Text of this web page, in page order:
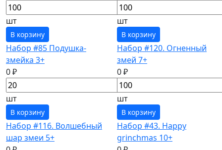
шт
В корзину
шт
В корзину
Набор #85 Подушка-
змейка 3+
0 ₽
шт
В корзину
Набор #120. Огненный
змей 7+
0 ₽
шт
В корзину
Набор #116. Волшебный
шар змеи 5+
Набор #43. Happy
grinchmas 10+